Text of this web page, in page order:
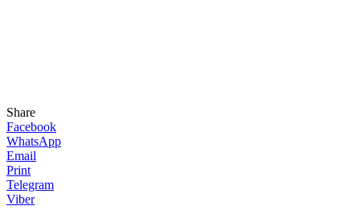
Share
Facebook
WhatsApp
Email
Print
Telegram
Viber